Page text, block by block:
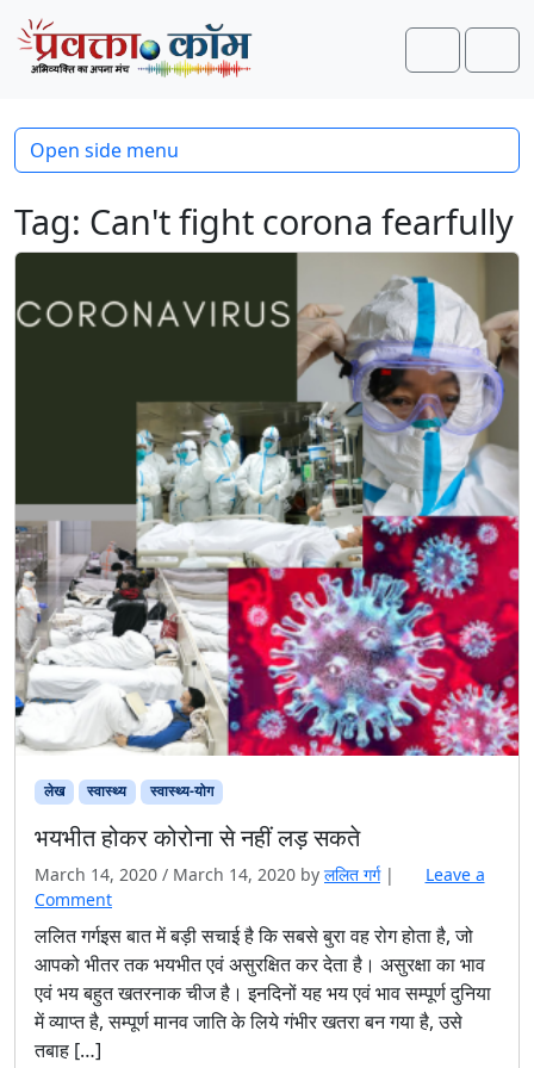
Skip to content
Skip to footer
Search
Tag: Can't fight corona fearfully
लेख स्वास्थ्य स्‍वास्‍थ्‍य-योग
भयभीत होकर कोरोना से नहीं लड़ सकते
March 14, 2020 / March 14, 2020 by ललित गर्ग |
Leave a
Comment
ललित गर्गइस बात में बड़ी सचाई है कि सबसे बुरा वह रोग होता है, जो
आपको भीतर तक भयभीत एवं असुरक्षित कर देता है। असुरक्षा का भाव
एवं भय बहुत खतरनाक चीज है। इनदिनों यह भय एवं भाव सम्पूर्ण दुनिया
में व्याप्त है, सम्पूर्ण मानव जाति के लिये गंभीर खतरा बन गया है, उसे
तबाह […]
Open side menu